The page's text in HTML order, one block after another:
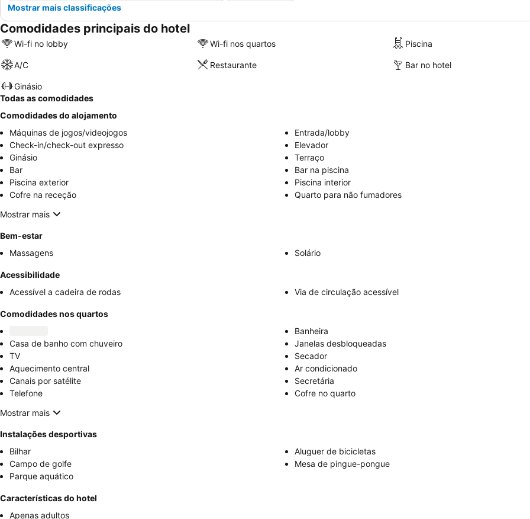
Mostrar mais classificações
Comodidades principais do hotel
Wi-fi no lobby Wi-fi nos quartos Piscina
A/C Restaurante Bar no hotel
Ginásio
Todas as comodidades
Comodidades do alojamento
Máquinas de jogos/videojogos
Entrada/lobby
Check-in/check-out expresso
Elevador
Ginásio
Terraço
Bar
Bar na piscina
Piscina exterior
Piscina interior
Cofre na receção
Quarto para não fumadores
Mostrar mais
Bem-estar
Massagens
Solário
Acessibilidade
Acessível a cadeira de rodas
Via de circulação acessível
Comodidades nos quartos
Banheira
Casa de banho com chuveiro
Janelas desbloqueadas
TV
Secador
Aquecimento central
Ar condicionado
Canais por satélite
Secretária
Telefone
Cofre no quarto
Mostrar mais
Instalações desportivas
Bilhar
Aluguer de bicicletas
Campo de golfe
Mesa de pingue-pongue
Parque aquático
Características do hotel
Apenas adultos